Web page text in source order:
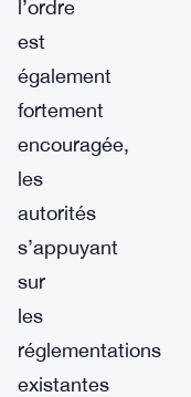
l’ordre
est
également
fortement
encouragée,
les
autorités
s’appuyant
sur
les
réglementations
existantes